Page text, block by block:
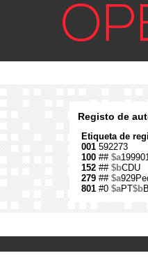
Registo de
Etiqueta de
001 592273
100 ## $a
152 ## $bCDU
279 ## $a
801 #0 $aPT$b